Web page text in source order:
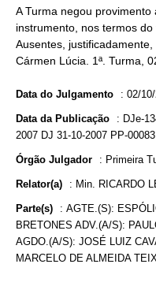
A Turma negou
instrumento, nos termos
Ausentes,
Cármen Lúcia. 1ª. Turma,
Data do Julgamento : 02/
Data da Publicação : DJe-
2007 DJ 31-10-2007 PP-
Órgão Julgador : Primeira
Relator(a) : Min. RICARDO
Parte(s) : AGTE.(S):
BRETONES ADV.(A/S):
AGDO.(A/S): JOSÉ LUIZ
MARCELO DE ALMEIDA